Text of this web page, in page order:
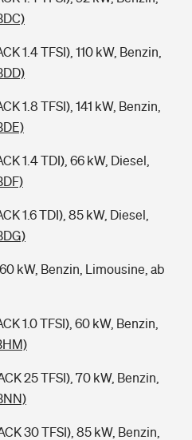
1.4 TFSI), 110 kW, Benzin,
1.8 TFSI), 141 kW, Benzin,
1.4 TDI), 66 kW, Diesel,
1.6 TDI), 85 kW, Diesel,
kW, Benzin, Limousine, ab
1.0 TFSI), 60 kW, Benzin,
25 TFSI), 70 kW, Benzin,
30 TFSI), 85 kW, Benzin,